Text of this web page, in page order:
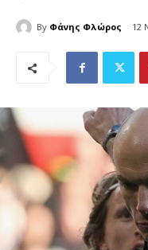
By Φάνης Φλώρος 12